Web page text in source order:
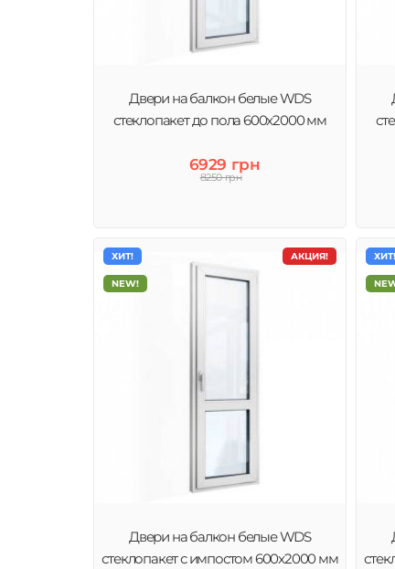
Двери на балкон белые WDS
стеклопакет до пола 600x2000 мм
6929 грн
8250 грн
АКЦИЯ!
ХИТ!
NEW!
Двери на балкон белые WDS
стеклопакет с импостом 600x2000 мм
ХИТ!